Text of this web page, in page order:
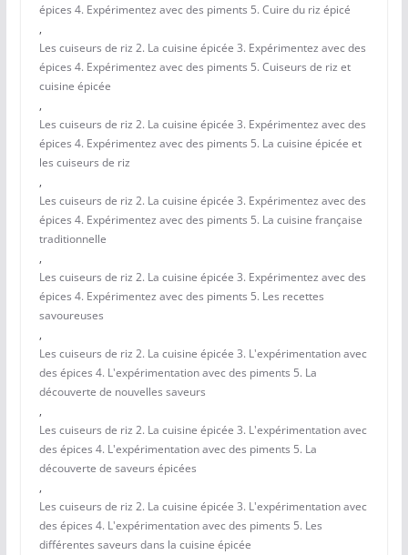
épices 4. Expérimentez avec des piments 5. Cuire du riz épicé
,
Les cuiseurs de riz 2. La cuisine épicée 3. Expérimentez avec des
épices 4. Expérimentez avec des piments 5. Cuiseurs de riz et
cuisine épicée
,
Les cuiseurs de riz 2. La cuisine épicée 3. Expérimentez avec des
épices 4. Expérimentez avec des piments 5. La cuisine épicée et
les cuiseurs de riz
,
Les cuiseurs de riz 2. La cuisine épicée 3. Expérimentez avec des
épices 4. Expérimentez avec des piments 5. La cuisine française
traditionnelle
,
Les cuiseurs de riz 2. La cuisine épicée 3. Expérimentez avec des
épices 4. Expérimentez avec des piments 5. Les recettes
savoureuses
,
Les cuiseurs de riz 2. La cuisine épicée 3. L'expérimentation avec
des épices 4. L'expérimentation avec des piments 5. La
découverte de nouvelles saveurs
,
Les cuiseurs de riz 2. La cuisine épicée 3. L'expérimentation avec
des épices 4. L'expérimentation avec des piments 5. La
découverte de saveurs épicées
,
Les cuiseurs de riz 2. La cuisine épicée 3. L'expérimentation avec
des épices 4. L'expérimentation avec des piments 5. Les
différentes saveurs dans la cuisine épicée